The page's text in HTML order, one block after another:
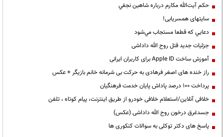
حكم آيت‌الله مكارم درباره شاهين نجفي
سایتهای همسریابی!
دعايي كه قطعا مستجاب مي‌شود
جزئیات جدید قتل روح الله داداشی
آموزش ساخت Apple ID برای کاربران ایرانی
راز خنده های اصغر فرهادی به حرکت بی شرمانه خانم بازیگر + عکس
پرداخت ۱۰۰ درصد پاداش پایان خدمت فرهنگیان
خلافی آنلاین/استعلام خلافی خودرو از طریق اینترنت، پیام کوتاه ، تلفن
جسدغرق درخون روح الله داداشی (عکس)
پاسخ های دکتر توکلی به سوالات کنکوری ها